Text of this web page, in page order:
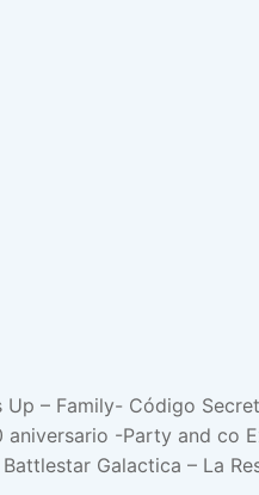
Up – Family- Código
-Party and co
Galactica – La